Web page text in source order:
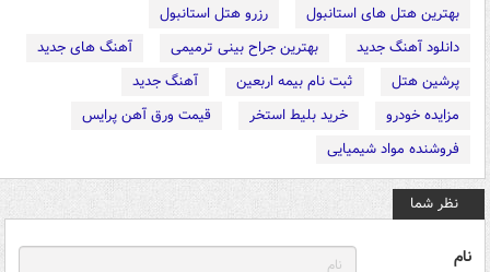
بهترین هتل های استانبول
رزرو هتل استانبول
دانلود آهنگ جدید
بهترین جراح بینی ترمیمی
آهنگ های جدید
پرشین هتل
ثبت نام بیمه اربعین
آهنگ جدید
مزایده خودرو
خرید بلیط استخر
قیمت ورق آهن پرایس
فروشنده مواد شیمیایی
نظر شما
نام